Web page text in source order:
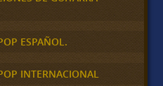
ESPAÑOL.
INTERNACIONAL